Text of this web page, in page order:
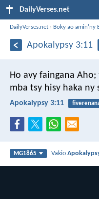
DailyVerses.net
DailyVerses.net › Boky ao amin'ny
Apokalypsy 3:11
Ho avy faingana
mba tsy hisy haka
Apokalypsy 3:11
MG1865 Vakio